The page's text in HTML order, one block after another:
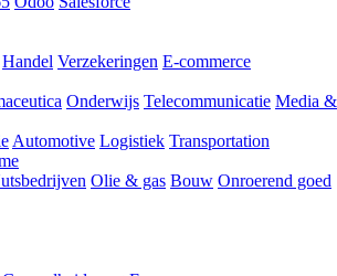
Handel Verzekeringen E-commerce
Onderwijs Telecommunicatie Media &
Automotive Logistiek Transportation
Olie & gas Bouw Onroerend goed